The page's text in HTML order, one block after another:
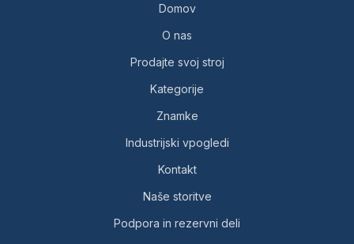
Domov
O nas
Prodajte svoj stroj
Kategorije
Znamke
Industrijski vpogledi
Kontakt
Naše storitve
Podpora in rezervni deli